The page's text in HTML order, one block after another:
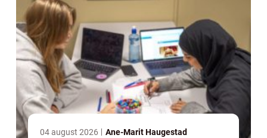
04 august 2026 Ane-Marit Haugestad